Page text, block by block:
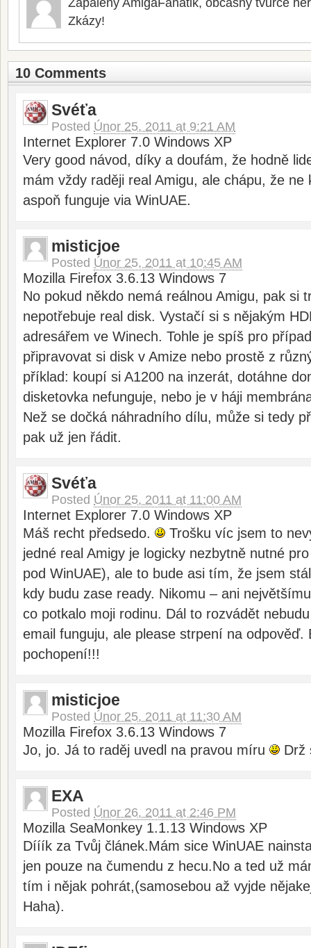
Zapálený AmigaFanatik, občasný tvůrce
Zkázy!
10 Comments
Svéťa
Posted Únor 25, 2011 at 9:21 AM
Internet Explorer 7.0 Windows XP
Very good návod, díky a doufám, že hodně
mám vždy raději real Amigu, ale chápu, že ne
aspoň funguje via WinUAE.
misticjoe
Posted Únor 25, 2011 at 10:45 AM
Mozilla Firefox 3.6.13 Windows 7
No pokud někdo nemá reálnou Amigu, pak si
nepotřebuje real disk. Vystačí si s nějakým
adresářem ve Winech. Tohle je spíš pro
připravovat si disk v Amize nebo prostě z
příklad: koupí si A1200 na inzerát, dotáhne
disketovka nefunguje, nebo je v háji
Než se dočká náhradního dílu, může si tedy
pak už jen řádit.
Svéťa
Posted Únor 25, 2011 at 11:00 AM
Internet Explorer 7.0 Windows XP
Máš recht předsedo.
Trošku víc jsem to
jedné real Amigy je logicky nezbytně nutné
pod WinUAE), ale to bude asi tím, že jsem
kdy budu zase ready. Nikomu – ani
co potkalo moji rodinu. Dál to rozvádět
email funguju, ale please strpení na odpověď.
pochopení!!!
misticjoe
Posted Únor 25, 2011 at 11:30 AM
Mozilla Firefox 3.6.13 Windows 7
Jo, jo. Já to raděj uvedl na pravou míru
Drž
EXA
Posted Únor 26, 2011 at 2:46 PM
Mozilla SeaMonkey 1.1.13 Windows XP
Dííík za Tvůj článek.Mám sice WinUAE
jen pouze na čumendu z hecu.No a ted už
tím i nějak pohrát,(samosebou až vyjde
Haha).